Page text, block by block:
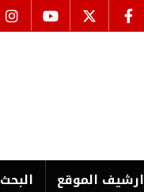
ارشیف الموقع البحث